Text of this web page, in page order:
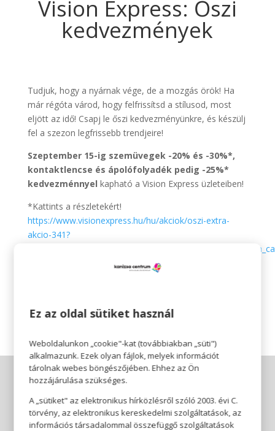
Vision Express: Őszi
kedvezmények
Tudjuk, hogy a nyárnak vége, de a mozgás örök! Ha
már régóta várod, hogy felfrissítsd a stílusod, most
eljött az idő! Csapj le őszi kedvezményünkre, és készülj
fel a szezon legfrissebb trendjeire!
Szeptember 15-ig szemüvegek -20% és -30%*,
kontaktlencse és ápolófolyadék pedig -25%*
kedvezménnyel kapható a Vision Express üzleteiben!
*Kattints a részletekért!
https://www.visionexpress.hu/hu/akciok/oszi-extra-
akcio-341?
bevasarlokozpont&utm_term=traffic&utm_content=photo
Ez az oldal sütiket használ
Weboldalunkon „cookie"-kat (továbbiakban „süti")
alkalmazunk. Ezek olyan fájlok, melyek információt
tárolnak webes böngészőjében. Ehhez az Ön
hozzájárulása szükséges.
A „sütiket" az elektronikus hírközlésről szóló 2003. évi C.
törvény, az elektronikus kereskedelmi szolgáltatások, az
információs társadalommal összefüggő szolgáltatások